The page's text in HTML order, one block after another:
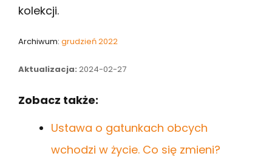
kolekcji.
Archiwum: grudzień 2022
Aktualizacja: 2024-02-27
Zobacz także:
Ustawa o gatunkach obcych
wchodzi w życie. Co się zmieni?